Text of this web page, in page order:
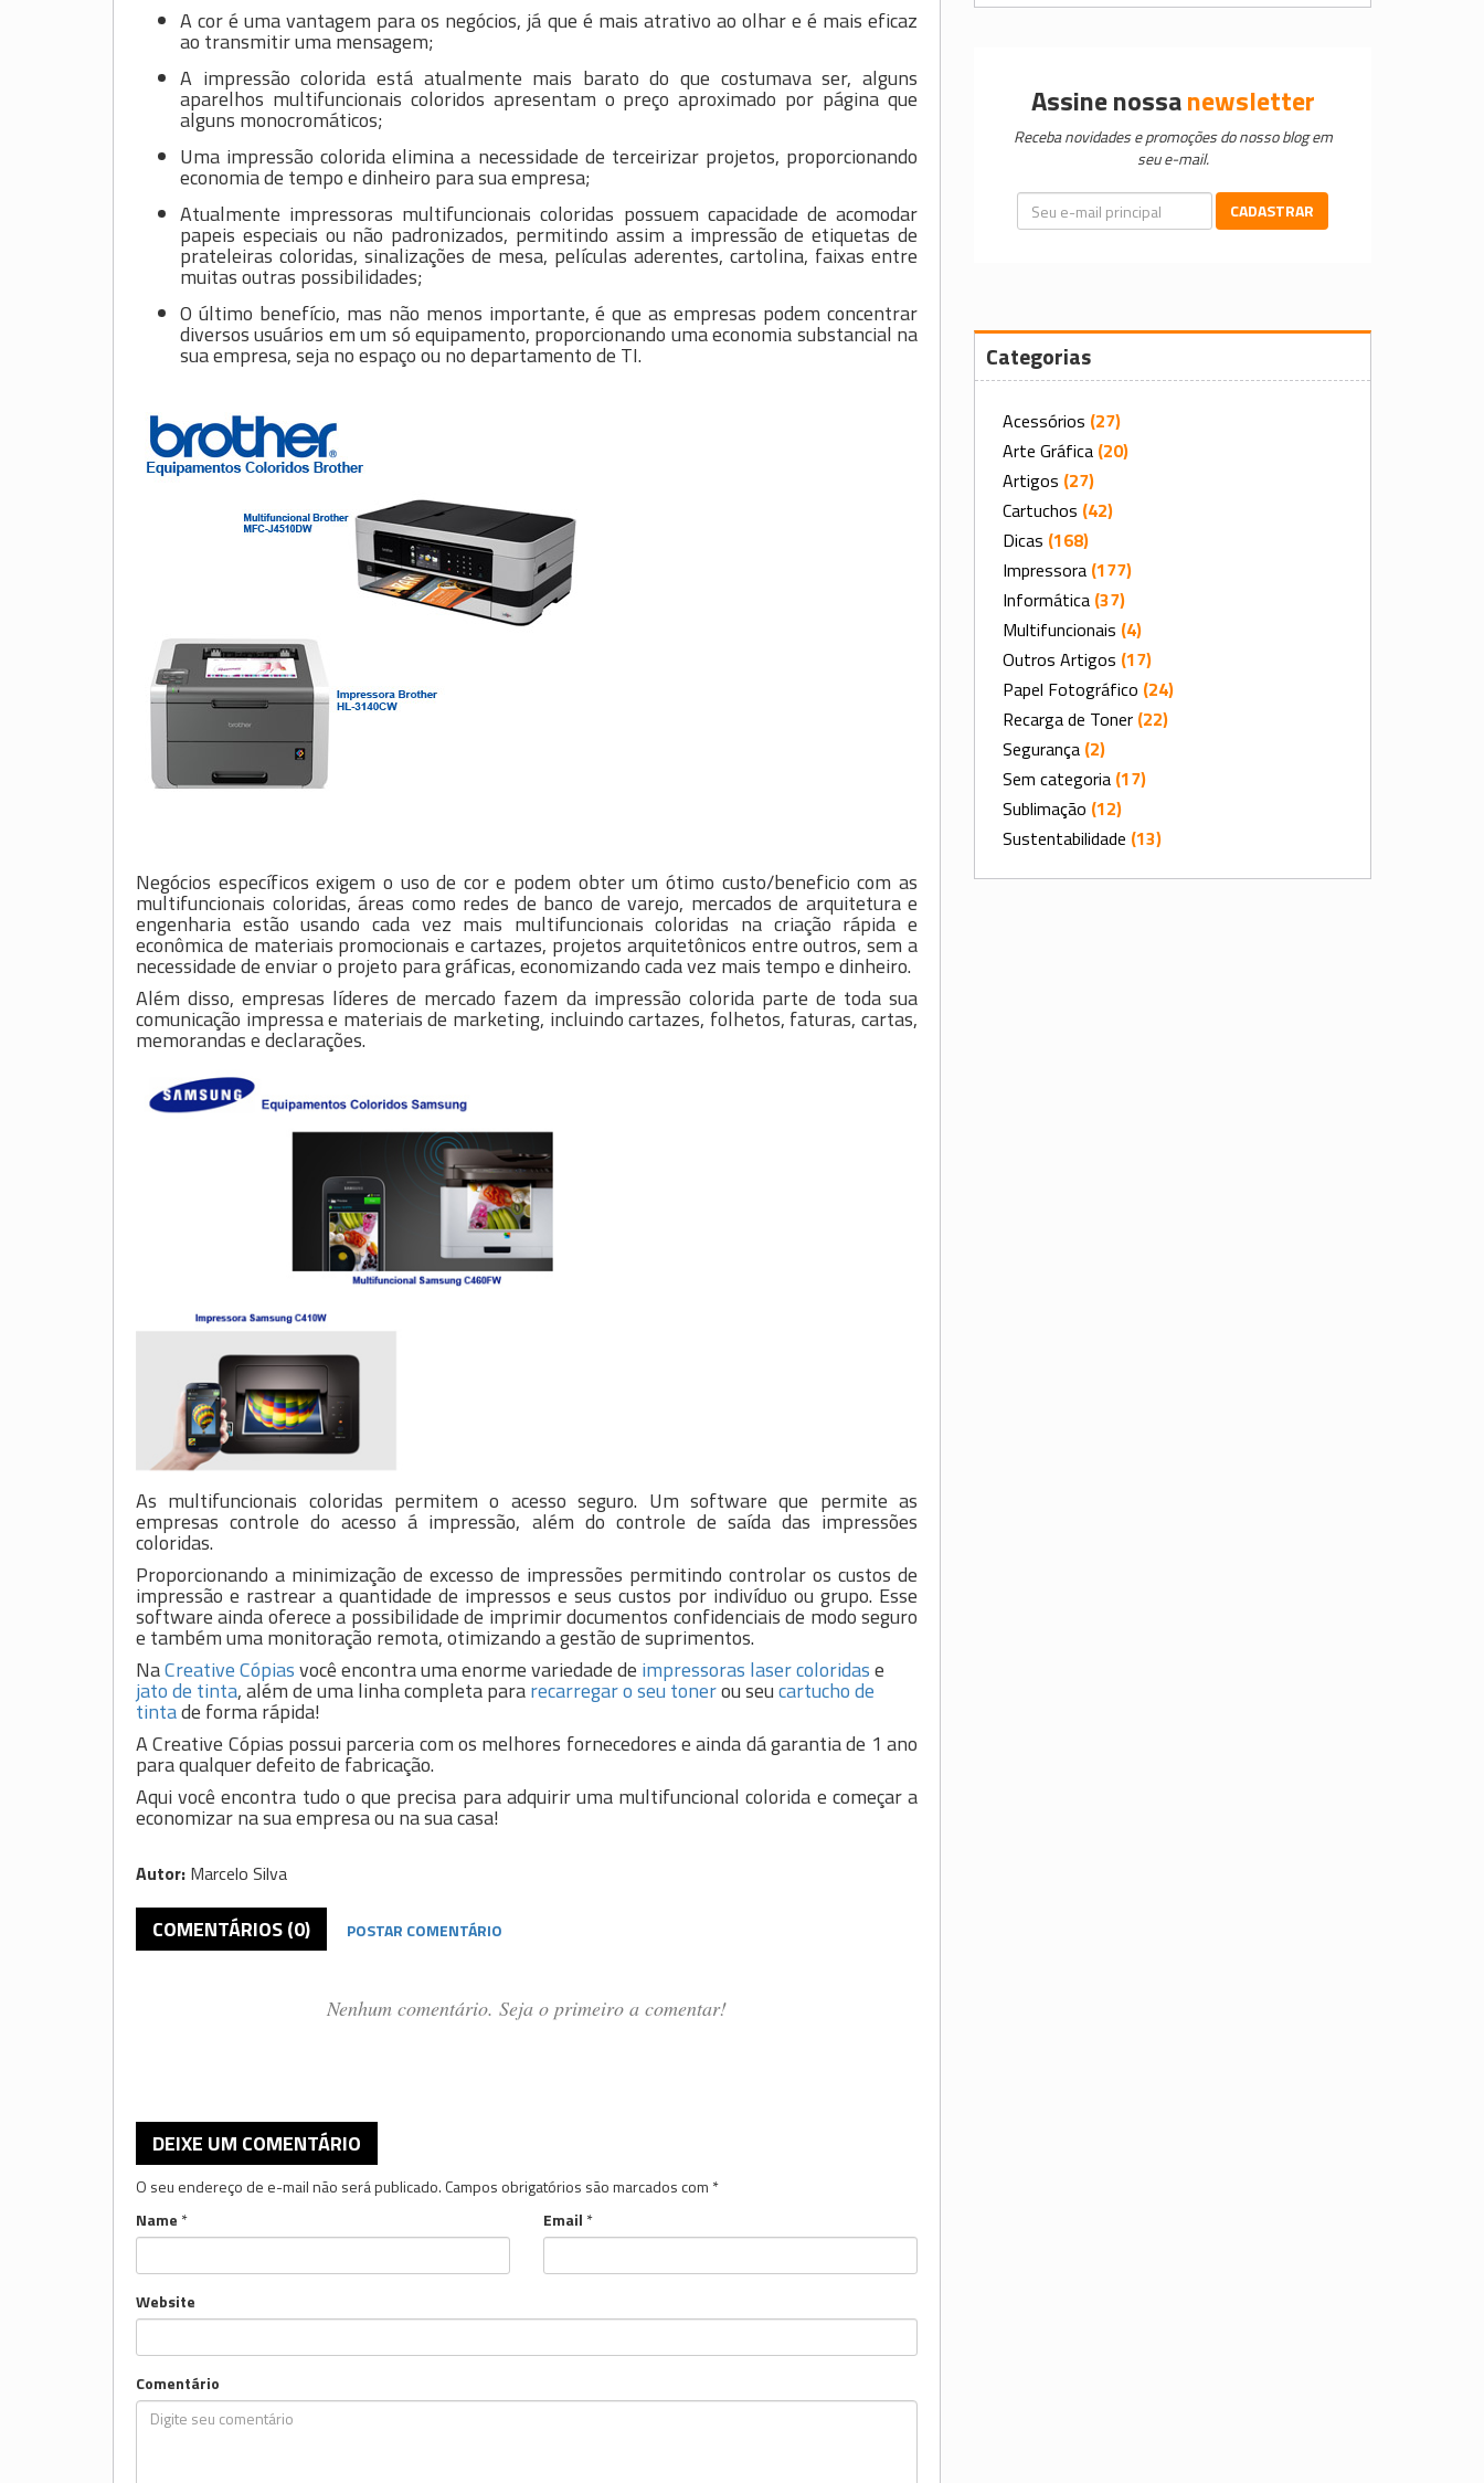
A cor é uma vantagem para os negócios, já que é mais atrativo ao olhar e é mais eficaz
ao transmitir uma mensagem;
A impressão colorida está atualmente mais barato do que costumava ser, alguns
aparelhos multifuncionais coloridos apresentam o preço aproximado por página que
alguns monocromáticos;
Uma impressão colorida elimina a necessidade de terceirizar projetos, proporcionando
economia de tempo e dinheiro para sua empresa;
Atualmente impressoras multifuncionais coloridas possuem capacidade de acomodar
papeis especiais ou não padronizados, permitindo assim a impressão de etiquetas de
prateleiras coloridas, sinalizações de mesa, películas aderentes, cartolina, faixas entre
muitas outras possibilidades;
O último benefício, mas não menos importante, é que as empresas podem concentrar
diversos usuários em um só equipamento, proporcionando uma economia substancial na
sua empresa, seja no espaço ou no departamento de TI.
Negócios específicos exigem o uso de cor e podem obter um ótimo custo/beneficio com as
multifuncionais coloridas, áreas como redes de banco de varejo, mercados de arquitetura e
engenharia estão usando cada vez mais multifuncionais coloridas na criação rápida e
econômica de materiais promocionais e cartazes, projetos arquitetônicos entre outros, sem a
necessidade de enviar o projeto para gráficas, economizando cada vez mais tempo e dinheiro.
Além disso, empresas líderes de mercado fazem da impressão colorida parte de toda sua
comunicação impressa e materiais de marketing, incluindo cartazes, folhetos, faturas, cartas,
memorandas e declarações.
As multifuncionais coloridas permitem o acesso seguro. Um software que permite as
empresas controle do acesso á impressão, além do controle de saída das impressões
coloridas.
Proporcionando a minimização de excesso de impressões permitindo controlar os custos de
impressão e rastrear a quantidade de impressos e seus custos por indivíduo ou grupo. Esse
software ainda oferece a possibilidade de imprimir documentos confidenciais de modo seguro
e também uma monitoração remota, otimizando a gestão de suprimentos.
NaCreative Cópiasvocê encontra uma enorme variedade de impressoras laser coloridase
jato de tinta, além de uma linha completa pararecarregar o seu tonerou seucartucho de
tintade forma rápida!
A Creative Cópias possui parceria com os melhores fornecedores e ainda dá garantia de 1 ano
para qualquer defeito de fabricação.
Aqui você encontra tudo o que precisa para adquirir uma multifuncional colorida e começar a
economizar na sua empresa ou na sua casa!
Autor: Marcelo Silva
COMENTÁRIOS (0) POSTAR COMENTÁRIO
Nenhum comentário. Seja o primeiro a comentar!
DEIXE UM COMENTÁRIO
O seu endereço de e-mail não será publicado. Campos obrigatórios são marcados com *
Name * Email *
Website
Comentário
Assine nossanewsletter
Receba novidades e promoções do nosso blog em
seu e-mail.
CADASTRAR
Categorias
Acessórios (27)
Arte Gráfica (20)
Artigos (27)
Cartuchos (42)
Dicas (168)
Impressora (177)
Informática (37)
Multifuncionais (4)
Outros Artigos (17)
Papel Fotográfico (24)
Recarga de Toner (22)
Segurança (2)
Sem categoria (17)
Sublimação (12)
Sustentabilidade (13)